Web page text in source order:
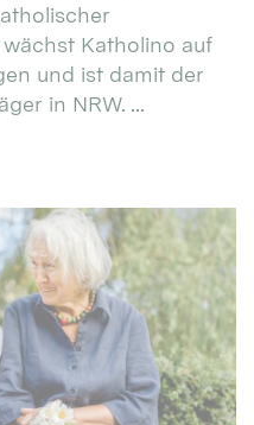
Katholino auf
und ist damit der
in NRW. ...